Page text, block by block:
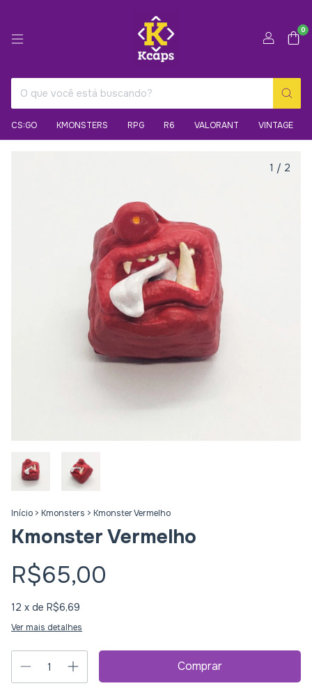
0
CS:GO KMONSTERS RPG R6 VALORANT VINTAGE
1 / 2
Início > Kmonsters > Kmonster Vermelho
Kmonster Vermelho
R$65,00
12 x de R$6,69
Ver mais detalhes